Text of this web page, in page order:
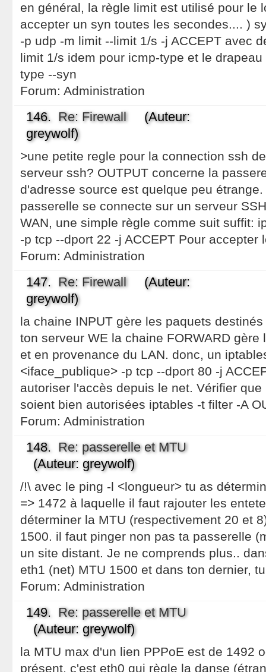
en général, la règle limit est utilisé pour le
accepter un syn toutes les secondes.... )
-p udp -m limit --limit 1/s -j ACCEPT avec
limit 1/s idem pour icmp-type et le
type --syn
Forum: Administration
146. Re: Firewall(Auteur:
greywolf)
>une petite regle pour la connection ssh
serveur ssh? OUTPUT concerne la
d'adresse source est quelque peu
passerelle se connecte sur un serveur
WAN, une simple règle comme suit suffit:
-p tcp --dport 22 -j ACCEPT Pour accepter
Forum: Administration
147. Re: Firewall(Auteur:
greywolf)
la chaine INPUT gère les paquets
ton serveur WE la chaine FORWARD
et en provenance du LAN. donc, un
<iface_publique> -p tcp --dport 80 -j
autoriser l'accès depuis le net. Vérifier
soient bien autorisées iptables -t filter -A
Forum: Administration
148. Re: passerelle et MTU
(Auteur: greywolf)
/!\ avec le ping -l <longueur> tu as
=> 1472 à laquelle il faut rajouter les
déterminer la MTU (respectivement 20 et
1500. il faut pinger non pas ta passerelle
un site distant. Je ne comprends plus..
eth1 (net) MTU 1500 et dans ton dernier,
Forum: Administration
149. Re: passerelle et MTU
(Auteur: greywolf)
la MTU max d'un lien PPPoE est de 1492
présent, c'est eth0 qui règle la danse